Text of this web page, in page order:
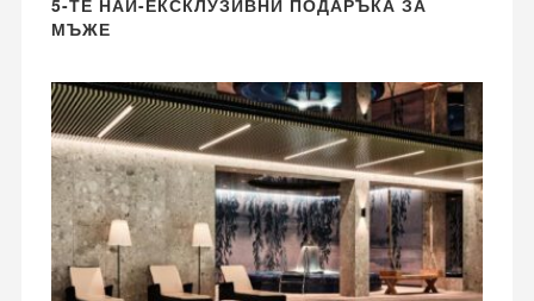
5-ТЕ НАЙ-ЕКСКЛУЗИВНИ ПОДАРЪКА ЗА
МЪЖЕ